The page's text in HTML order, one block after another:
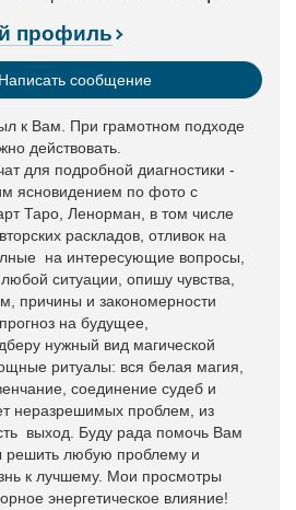
профиль
Написать сообщение
к Вам. При грамотном подходе
действовать.
для подробной диагностики -
ясновидением по фото с
Таро, Ленорман, в том числе
раскладов, отливок на
на интересующие вопросы,
ситуации, опишу чувства,
причины и закономерности
на будущее,
нужный вид магической
ритуалы: вся белая магия,
соединение судеб и
неразрешимых проблем, из
выход. Буду рада помочь Вам
решить любую проблему и
к лучшему. Мои просмотры
энергетическое влияние!